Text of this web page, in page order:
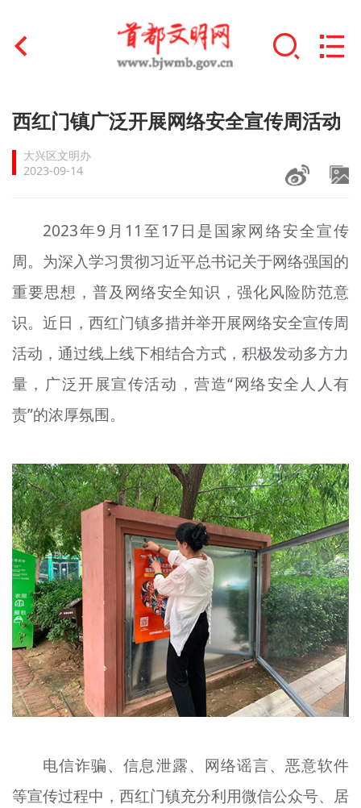
首页
文明创建
文明培育
+
未成年人思想道德建设
榜样人物
+
身边好人
文明评论
北京宣传文化引导基金
专题
资料库
+
西红门镇广泛开展网络安全宣传周活动
大兴区文明办
2023-09-14
2023年9月11至17日是国家网络安全宣传
周。为深入学习贯彻习近平总书记关于网络强国的
重要思想，普及网络安全知识，强化风险防范意
识。近日，西红门镇多措并举开展网络安全宣传周
活动，通过线上线下相结合方式，积极发动多方力
量，广泛开展宣传活动，营造“网络安全人人有
责”的浓厚氛围。
电信诈骗、信息泄露、网络谣言、恶意软件
等宣传过程中，西红门镇充分利用微信公众号、居